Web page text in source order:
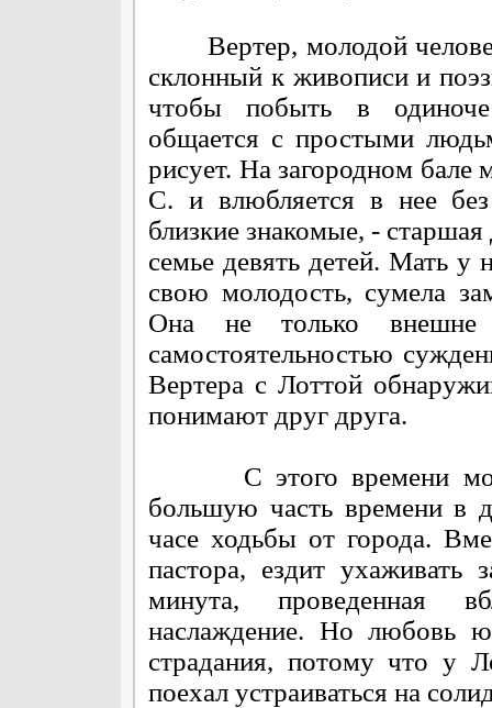
Вертер, молодой человек
склонный к живописи и
чтобы побыть в
общается с простыми
рисует. На загородном
С. и влюбляется в нее
близкие знакомые, -
семье девять детей. Мать
свою молодость, сумела
Она не только внешне
самостоятельностью
Вертера с Лоттой
понимают друг друга.
С этого времени
большую часть времени в
часе ходьбы от города.
пастора, ездит
минута, проведенная
наслаждение. Но любовь
страдания, потому что у
поехал устраиваться на